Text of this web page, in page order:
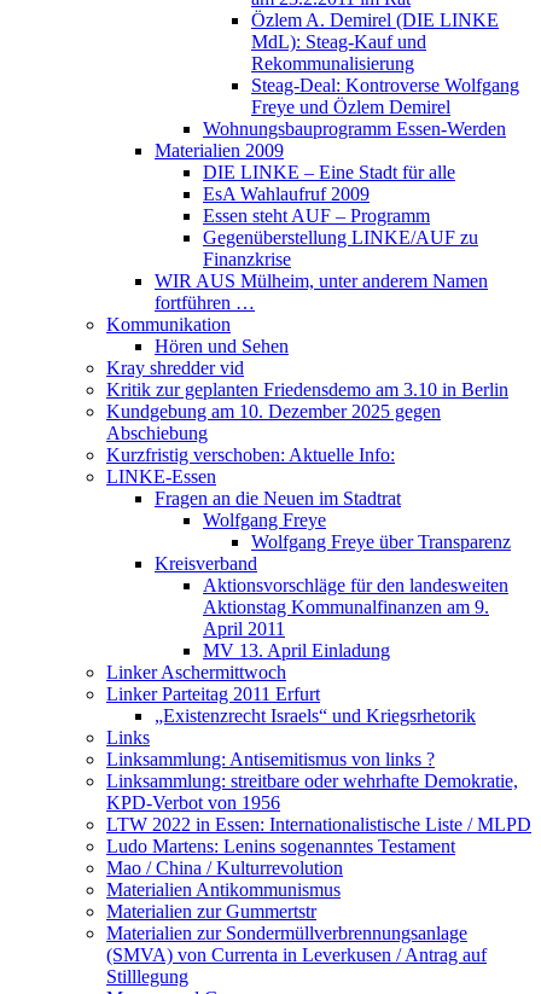
Özlem A. Demirel (DIE LINKE
MdL): Steag-Kauf und
Rekommunalisierung
Steag-Deal: Kontroverse Wolfgang
Freye und Özlem Demirel
Wohnungsbauprogramm Essen-Werden
Materialien 2009
DIE LINKE – Eine Stadt für alle
EsA Wahlaufruf 2009
Essen steht AUF – Programm
Gegenüberstellung LINKE/AUF zu
Finanzkrise
WIR AUS Mülheim, unter anderem Namen
fortführen …
Kommunikation
Hören und Sehen
Kray shredder vid
Kritik zur geplanten Friedensdemo am 3.10 in Berlin
Kundgebung am 10. Dezember 2025 gegen
Abschiebung
Kurzfristig verschoben: Aktuelle Info:
LINKE-Essen
Fragen an die Neuen im Stadtrat
Wolfgang Freye
Wolfgang Freye über Transparenz
Kreisverband
Aktionsvorschläge für den landesweiten
Aktionstag Kommunalfinanzen am 9.
April 2011
MV 13. April Einladung
Linker Aschermittwoch
Linker Parteitag 2011 Erfurt
„Existenzrecht Israels“ und Kriegsrhetorik
Links
Linksammlung: Antisemitismus von links ?
Linksammlung: streitbare oder wehrhafte Demokratie,
KPD-Verbot von 1956
LTW 2022 in Essen: Internationalistische Liste / MLPD
Ludo Martens: Lenins sogenanntes Testament
Mao / China / Kulturrevolution
Materialien Antikommunismus
Materialien zur Gummertstr
Materialien zur Sondermüllverbrennungsanlage
(SMVA) von Currenta in Leverkusen / Antrag auf
Stilllegung